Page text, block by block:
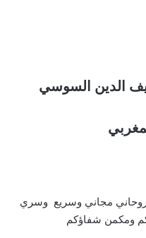
الدين السوسي
مجاني وسريع وسري
ومكمن شفاؤكم